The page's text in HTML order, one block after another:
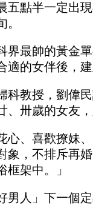
五點半一定出
界最帥的黃金
適的女伴後，
科教授，劉偉
、卅歲的女友
心、喜歡撩妹
象，不排斥再
框架中。」
男人」下一個